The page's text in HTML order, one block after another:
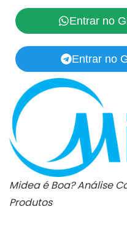
Entrar no
Entrar no
Midea é Boa? Análise
Produtos